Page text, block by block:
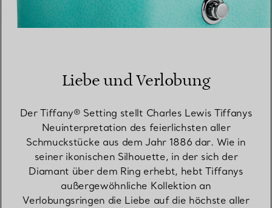
Liebe und Verlobung
Der Tiffany® Setting stellt Charles Lewis Tiffanys
Neuinterpretation des feierlichsten aller
Schmuckstücke aus dem Jahr 1886 dar. Wie in
seiner ikonischen Silhouette, in der sich der
Diamant über dem Ring erhebt, hebt Tiffanys
außergewöhnliche Kollektion an
Verlobungsringen die Liebe auf die höchste aller